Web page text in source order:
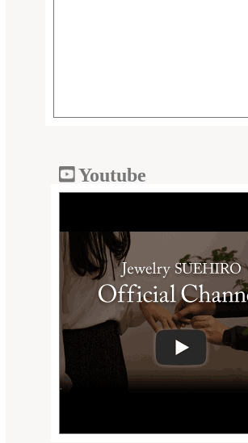
Youtube